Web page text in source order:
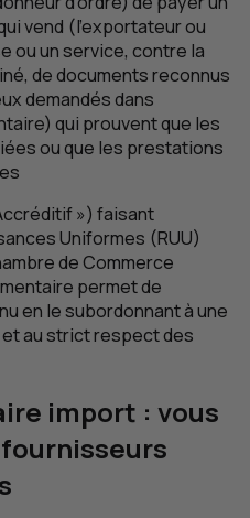
vend (l’exportateur ou
ou un service, contre la
de documents reconnus
demandés dans
qui prouvent que les
ou que les prestations
») faisant
Uniformes (RUU)
de Commerce
permet de
en le subordonnant à une
au strict respect des
import : vous